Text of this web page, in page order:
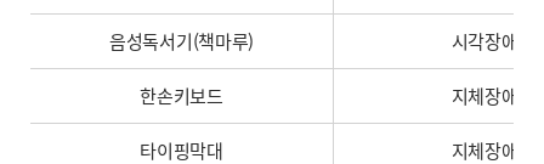
음성독서기(책마루) 시각장애
한손키보드 지체장애
타이핑막대 지체장애